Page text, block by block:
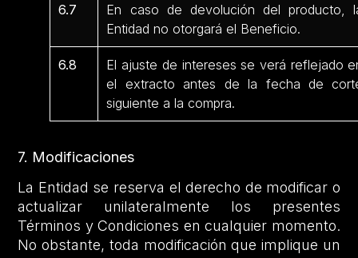
6.7
En caso de devolución del producto,
Entidad no otorgará el Beneficio.
6.8
El ajuste de intereses se verá reflejado
el extracto antes de la fecha de
siguiente a la compra.
7. Modificaciones
La Entidad se reserva el derecho de modificar o
actualizar unilateralmente los presentes
Términos y Condiciones en cualquier momento.
No obstante, toda modificación que implique un